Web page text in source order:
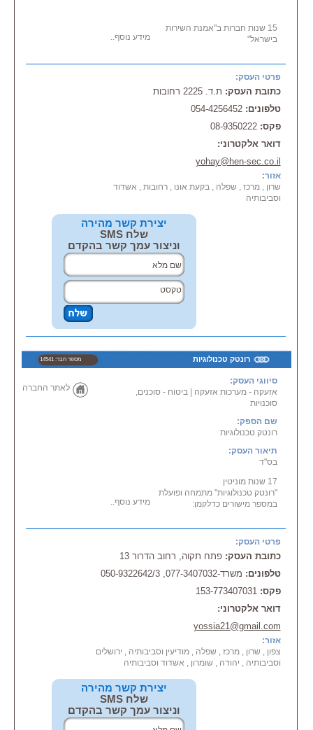
15 שנות חברות ב"אמנת השירות
בישראל"
אזעקה - כל השירותים תחת גג אחד:
* פתרונות יחודיים לשומרי שבת
* מרכזיות טלפון
* מרכזות אינטרקום
*מערכות כריזה
פתרונות חכמים לפי דרישה!! משווק,
מתקין מוסמך ( מורשה) של
- NAPCO נפקו ארה"ב
- PARADOX פרדוקס
מערכותלגילוי אש - התמחות נוספת
שלנו.
בין לקוחותינו נמנים:עיריית נס ציונה,
חקלאות, אלון כימיקלים, יינות
שרות בשפלה, במרכז, בשרון.
מידע נוסף...
פרטי העסק:
כתובת העסק: ת.ד. 2225 רחובות
טלפונים:054-4256452
פקס:08-9350222
דואר אלקטרוני:
yohay@hen-sec.co.il
אזור:
שרון , מרכז , שפלה , בקעת אונו , רחובות , אשדוד
וסביבותיה
יצירת קשר מהירה
שלח SMS
וניצור עמך קשר בהקדם
רונטק טכנולוגיות מספר חבר: 14541
סיווגי העסק:
אזעקה - מערכות אזעקה
ביטוח - סוכנים,
סוכנויות
שם הספק:
רונטק טכנולוגיות
תיאור העסק:
בס"ד
17 שנות מוניטין
"רונטק טכנולוגיות" מתמחה ופועלת
במספר מישורים כדלקמן:
אבטחה אלקטרוניות.
- בדיקתמערכות
אלקטרוניות, לרבות עמידתן בתנאי
חברות הביטוח.
- בדיקה ושחזור אירועי: פריצה,
וכדומה.
- עריכת "חוות דעת מומחה"
מקצועית עבור חברות ביטוח,
מבוטחים וגורמים
שונים.
- עריכת "חוות דעת מומחה" נגדית
לצורך התמודדות מול חברת הביטוח
מול גורמים אחרים וכפועל
מידע נוסף...
לאתר החברה
פרטי העסק:
כתובת העסק:פתח תקוה, רחוב הדרור 13
טלפונים: משרד-077-3407032, 050-9322642/3
פקס:153-773407031
דואר אלקטרוני:
yossia21@gmail.com
אזור:
צפון , שרון , מרכז , שפלה , מודיעין וסביבותיה , ירושלים
וסביבותיה , יהודה , שומרון , אשדוד וסביבותיה
יצירת קשר מהירה
שלח SMS
וניצור עמך קשר בהקדם